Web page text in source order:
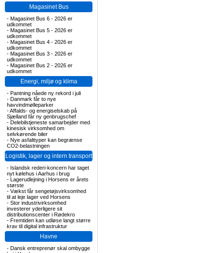
Magasinet Bus
- Magasinet Bus 6 - 2026 er
udkommet
- Magasinet Bus 5 - 2026 er
udkommet
- Magasinet Bus 4 - 2026 er
udkommet
- Magasinet Bus 3 - 2026 er
udkommet
- Magasinet Bus 2 - 2026 er
udkommet
Energi, miljø og klima
- Pantning nåede ny rekord i juli
- Danmark får to nye
havvindmølleparker
-Affalds- og energiselskab på
Sjælland får ny genbrugschef
- Delebilstjeneste samarbejder med
kinesisk virksomhed om
selvkørende biler
- Nye asfalttyper kan begrænse
CO2-belastningen
Logistik, lager og intern transport
- Islandsk rederi-koncern har taget
nyt kølehus i Aarhus i brug
- Lagerudlejning i Horsens er årets
største
- Vækst får sengetøjsvirksomhed
til at leje lager ved Horsens
- Stor industrivirksomhed
investerer yderligere sit
distributionscenter i Rødekro
- Fremtiden kan udløse langt større
krav til digital infrastruktur
Havne
- Dansk entreprenør skal ombygge